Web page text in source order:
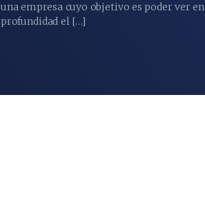
una empresa cuyo objetivo es poder ver en
profundidad el […]